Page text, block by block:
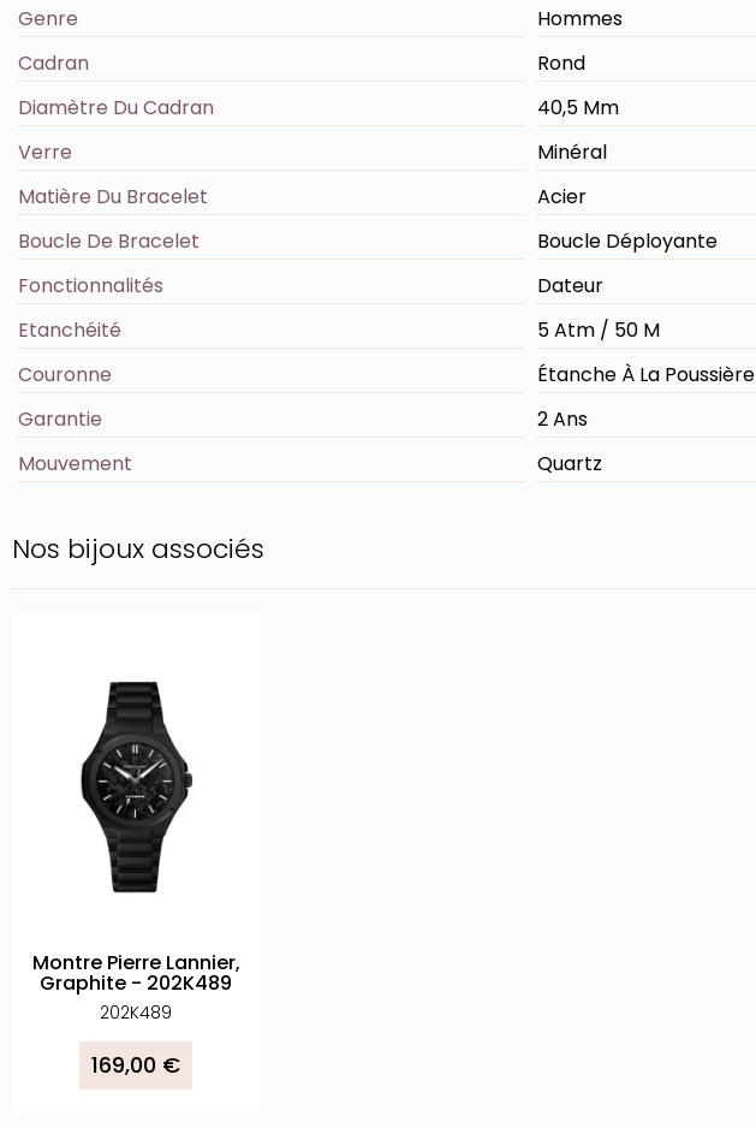
Genre
Hommes
Cadran
Rond
Diamètre Du Cadran
40,5 Mm
Verre
Minéral
Matière Du Bracelet
Acier
Boucle De Bracelet
Boucle Déployante
Fonctionnalités
Dateur
Etanchéité
5 Atm / 50 M
Couronne
Étanche À La Poussière
Garantie
2 Ans
Mouvement
Quartz
Nos bijoux associés
Montre Pierre Lannier,
Graphite - 202K489
202K489
169,00 €